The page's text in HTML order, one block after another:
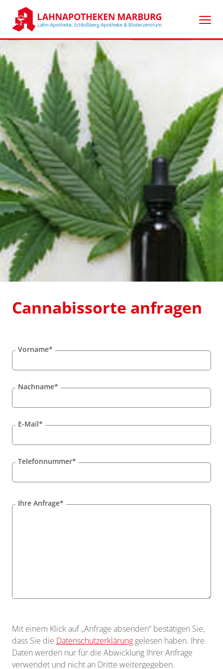
Cannabissorte anfragen
Vorname*
Nachname*
E-Mail*
Telefonnummer*
Ihre Anfrage*
Mit einem Klick auf „Anfrage absenden“ bestätigen Sie,
dass Sie die Datenschutzerklärung gelesen haben. Ihre
Daten werden nur für die Abwicklung Ihrer Anfrage
verwendet und nicht an Dritte weitergegeben.